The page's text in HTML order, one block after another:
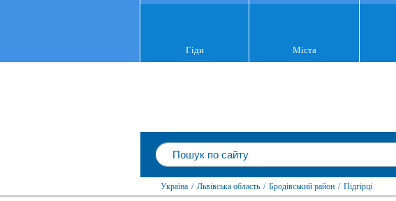
Гіди Міста
Україна / Львівська область / Бродівський район / Підгірці